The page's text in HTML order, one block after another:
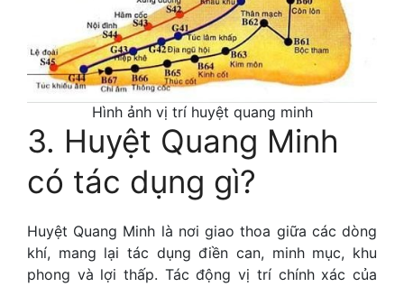
Hình ảnh vị trí huyệt quang minh
3. Huyệt Quang Minh
có tác dụng gì?
Huyệt Quang Minh là nơi giao thoa giữa các dòng
khí, mang lại tác dụng điền can, minh mục, khu
phong và lợi thấp. Tác động vị trí chính xác của